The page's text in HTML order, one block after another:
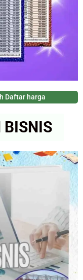
Daftar harga
BISNIS